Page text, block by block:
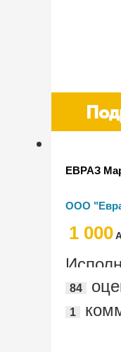
ЕВРАЗ
ООО
1 000
84
1